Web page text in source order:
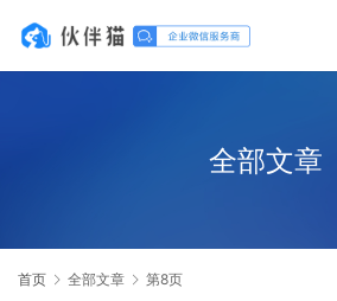
全部文章
首页 全部文章 第8页